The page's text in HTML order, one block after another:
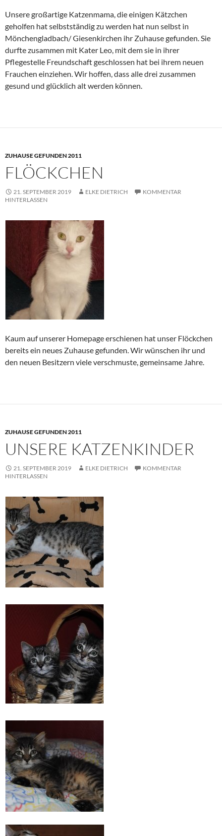
Unsere großartige Katzenmama, die einigen Kätzchen
geholfen hat selbstständig zu werden hat nun selbst in
Mönchengladbach/ Giesenkirchen ihr Zuhause gefunden. Sie
durfte zusammen mit Kater Leo, mit dem sie in ihrer
Pflegestelle Freundschaft geschlossen hat bei ihrem neuen
Frauchen einziehen. Wir hoffen, dass alle drei zusammen
gesund und glücklich alt werden können.
ZUHAUSE GEFUNDEN 2011
FLÖCKCHEN
21. SEPTEMBER 2019 ELKE DIETRICH
KOMMENTAR
HINTERLASSEN
Kaum auf unserer Homepage erschienen hat unser Flöckchen
bereits ein neues Zuhause gefunden. Wir wünschen ihr und
den neuen Besitzern viele verschmuste, gemeinsame Jahre.
ZUHAUSE GEFUNDEN 2011
UNSERE KATZENKINDER
21. SEPTEMBER 2019 ELKE DIETRICH
KOMMENTAR
HINTERLASSEN